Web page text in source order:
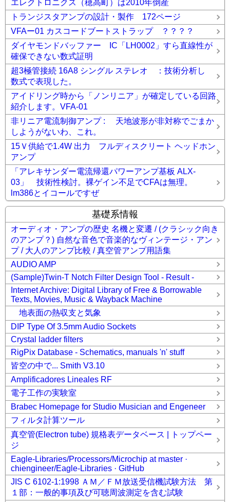
エレクトロニクス（穂高町）は2010年倒産
トランジスタアンプの設計・製作 172ページ
VFAー01 カスコードブートストラップ ？？？？
ダイヤモンドバッファー IC「LH0002」すら直線性が
確保できない数式証明
超3極管接続 16A8 シングル ステレオ ：技術分析し
数式で表現した。
アイドリング時から「ノンリニア」が確定している回路
紹介します。VFA-01
非リニア電流制御アンプ : 天地波形が非対称でごまか
しようがないわ、これ。
15Ｖ供給で1.4W 出力 フルディスクリート ヘッドホン
アンプ
「アレキサンダー電流帰還パワーアンプ基板 ALX-
03」 技術性検討。裸ゲイン不足でCFAは無理。
lm386とイコールですぜ
基礎系情報
オーディオ・アンプの歴史 名機と変遷 / (クラシック向き
のアンプ？) 自然な音色で音楽的なヴィンテージ・アン
プ / 大人のアンプ比較 / 真空管アンプ用語集
AUDIO AMP
(Sample)Twin-T Notch Filter Design Tool - Result -
Internet Archive: Digital Library of Free & Borrowable
Texts, Movies, Music & Wayback Machine
地表面の熱収支と気象
DIP Type Of 3.5mm Audio Sockets
Crystal ladder filters
RigPix Database - Schematics, manuals 'n' stuff
皆空の中で... Smith V3.10
Amplificadores Lineales RF
電子工作の実験室
Brabec Homepage for Studio Musician and Engeneer
フィルタ計算ツール
真空管(Electron tube) 規格表データベース | トップペー
ジ
Eagle-Libraries/Processors/Microchip at master ·
chiengineer/Eagle-Libraries · GitHub
JIS C 6102-1:1998 ＡＭ／ＦＭ放送受信機試験方法 第
１部：一般的事項及び可聴周波測定を含む試験